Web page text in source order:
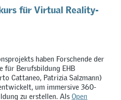
für Virtual Reality-
haben Forschende der
für Berufsbildung EHB
Cattaneo, Patrizia Salzmann)
um immersive 360-
zu erstellen. Als Open